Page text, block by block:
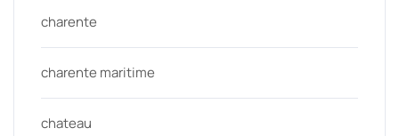
charente
charente maritime
chateau